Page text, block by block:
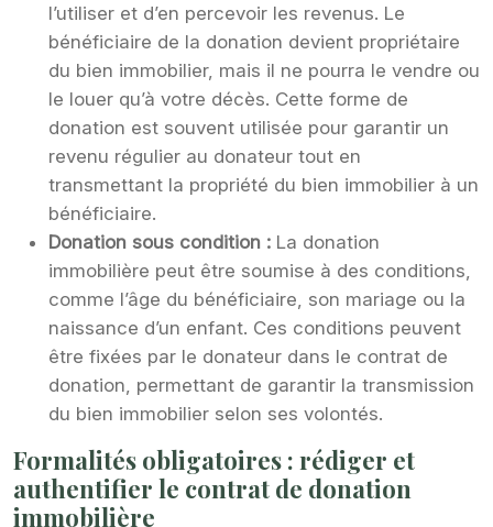
l’utiliser et d’en percevoir les revenus. Le
bénéficiaire de la donation devient propriétaire
du bien immobilier, mais il ne pourra le vendre ou
le louer qu’à votre décès. Cette forme de
donation est souvent utilisée pour garantir un
revenu régulier au donateur tout en
transmettant la propriété du bien immobilier à un
bénéficiaire.
Donation sous condition : La donation
immobilière peut être soumise à des conditions,
comme l’âge du bénéficiaire, son mariage ou la
naissance d’un enfant. Ces conditions peuvent
être fixées par le donateur dans le contrat de
donation, permettant de garantir la transmission
du bien immobilier selon ses volontés.
Formalités obligatoires : rédiger et
authentifier le contrat de donation
immobilière